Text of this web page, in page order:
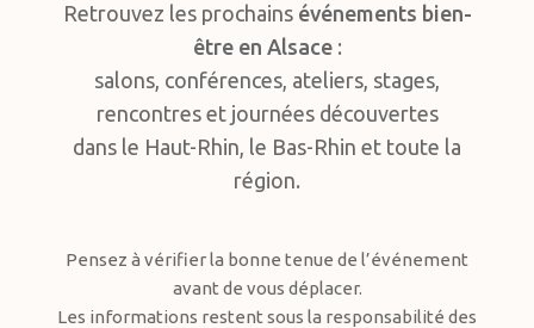
Retrouvez les prochains événements bien-
être en Alsace:
salons, conférences, ateliers, stages,
rencontres et journées découvertes
dans le Haut-Rhin, le Bas-Rhin et toute la
région.
Pensez à vérifier la bonne tenue de l’événement
avant de vous déplacer.
Les informations restent sous la responsabilité des